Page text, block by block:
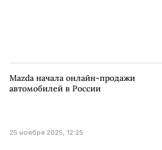
Mazda начала онлайн-продажи
автомобилей в России
25 ноября 2025, 12:25